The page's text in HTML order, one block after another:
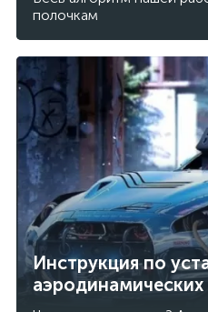
полочкам
Инструкция по
аэродинамических